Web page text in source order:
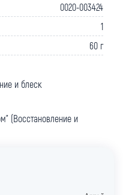
0020-003424
1
60 г
и блеск
(Восстановление и